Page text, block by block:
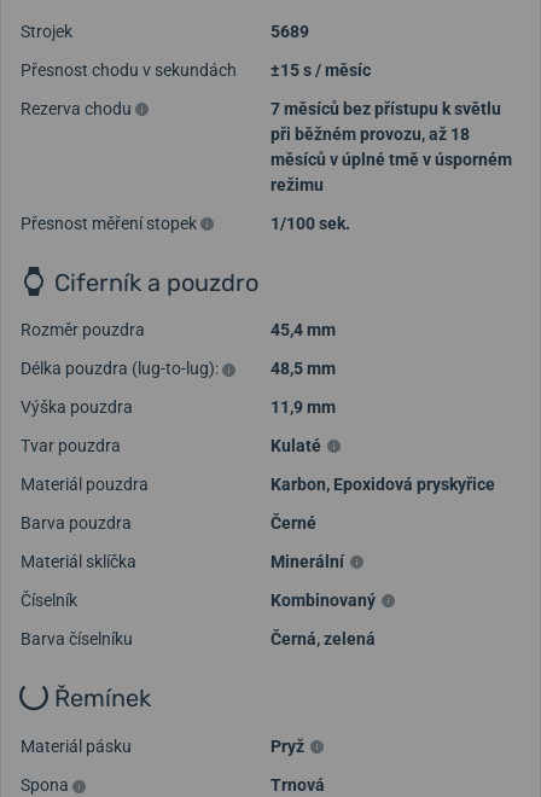
Načíst další videa
Strojek
5689
Přesnost chodu v sekundách
±15 s / měsíc
Rezerva chodu
7 měsíců bez přístupu k světlu
při běžném provozu, až 18
měsíců v úplné tmě v úsporném
režimu
Přesnost měření stopek
1/100 sek.
Ciferník a pouzdro
Rozměr pouzdra
45,4 mm
Délka pouzdra (lug-to-lug):
48,5 mm
Výška pouzdra
11,9 mm
Tvar pouzdra
Kulaté
Materiál pouzdra
Karbon, Epoxidová pryskyřice
Barva pouzdra
Černé
Materiál sklíčka
Minerální
Číselník
Kombinovaný
Barva číselníku
Černá, zelená
Řemínek
Materiál pásku
Pryž
Spona
Trnová